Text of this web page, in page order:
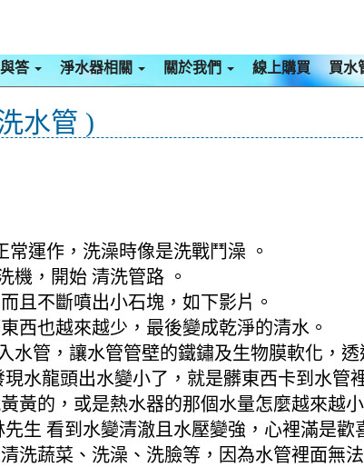
答 淨水器相關 關於我們 線上購買 買水
水管 )
運作，洗澡時像是洗戰鬥澡 。
機，開始 清洗管路 。
且不斷噴出小石塊，如下影片。
西也越來越少，最後變成乾淨的清水。
水管，讓水管管壁的鐵鏽及生物膜軟化，
水龍頭出水變小了，就是髒東西卡到水管
黃的，或是熱水器的那個水量怎麼越來越
生 看到水變清澈且水壓變強，心裡滿是歡
洗蔬菜、洗澡、洗臉等，因為水管裡面無